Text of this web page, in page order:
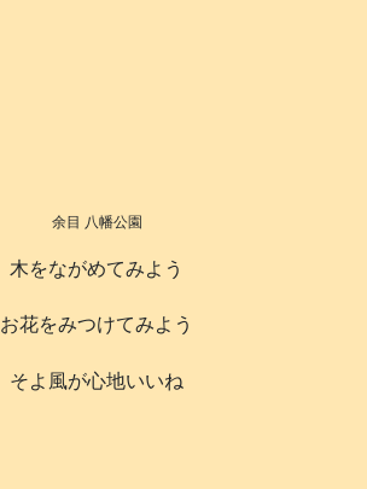
余目 八幡公園
木をながめてみよう
お花をみつけてみよう
そよ風が心地いいね